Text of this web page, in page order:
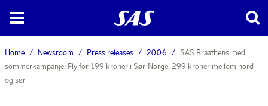
Home Newsroom Press releases 2006
SAS Braathens med
sommerkampanje: Fly for 199 kroner i Sør-Norge, 299 kroner mellom nord
og sør